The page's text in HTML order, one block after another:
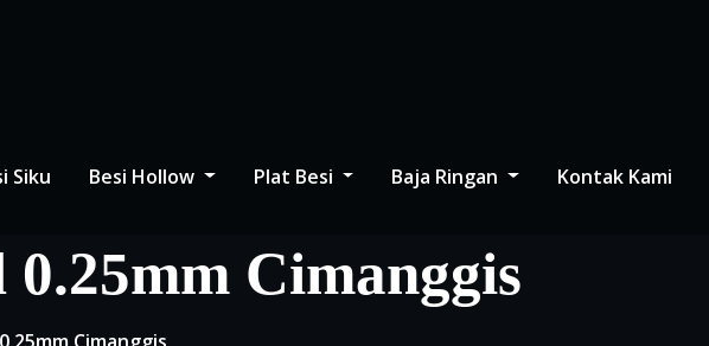
Siku Besi Hollow Plat Besi Baja Ringan Kontak Kami
Cimanggis